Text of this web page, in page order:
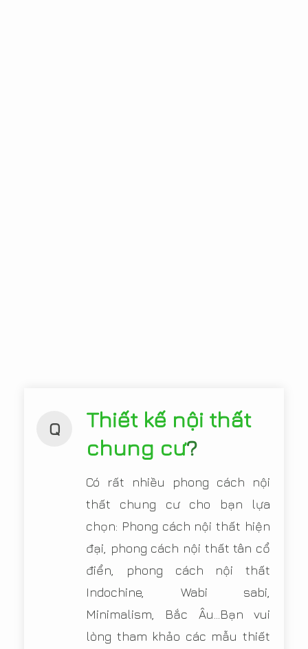
Q
Thiết kế nội thất
chung cư?
Có rất nhiều phong cách nội
thất chung cư cho bạn lựa
chọn: Phong cách nội thất hiện
đại, phong cách nội thất tân cổ
điển, phong cách nội thất
Indochine, Wabi sabi,
Minimalism, Bắc Âu...Bạn vui
lòng tham khảo các mẫu thiết